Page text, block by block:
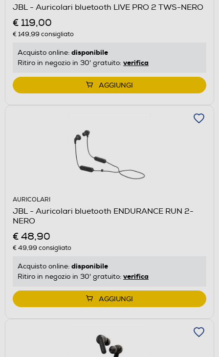
JBL - Auricolari bluetooth LIVE PRO 2 TWS-NERO
€ 119,00
€ 149,99 consigliato
Acquisto online: disponibile
Ritiro in negozio in 30' gratuito: verifica
AGGIUNGI
AURICOLARI
JBL - Auricolari bluetooth ENDURANCE RUN 2-
NERO
€ 48,90
€ 49,99 consigliato
Acquisto online: disponibile
Ritiro in negozio in 30' gratuito: verifica
AGGIUNGI